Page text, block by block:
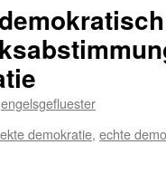
engelsgefluester
demokratie, echte